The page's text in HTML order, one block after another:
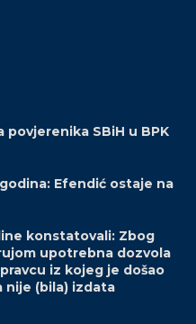
povjerenika SBiH u BPK
Efendić ostaje na
konstatovali: Zbog
upotrebna dozvola
iz kojeg je došao
nije (bila) izdata